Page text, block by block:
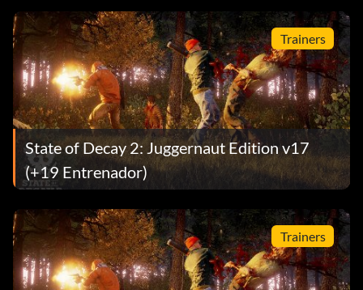
Trainers
State of Decay 2: Juggernaut Edition v17
(+19 Entrenador)
Trainers